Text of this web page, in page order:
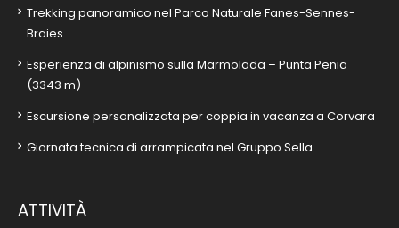
Trekking panoramico nel Parco Naturale Fanes-Sennes-
Braies
Esperienza di alpinismo sulla Marmolada – Punta Penia
(3343 m)
Escursione personalizzata per coppia in vacanza a Corvara
Giornata tecnica di arrampicata nel Gruppo Sella
ATTIVITÀ